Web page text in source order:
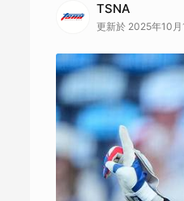
TSNA
更新於 2025年10